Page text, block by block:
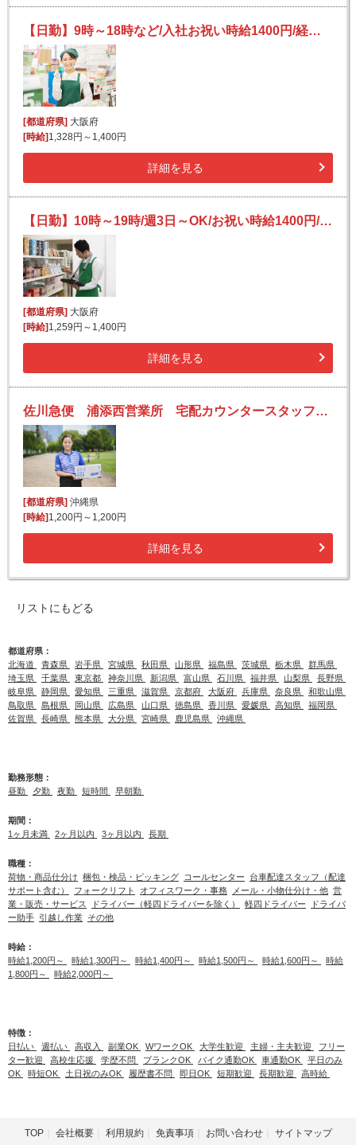
【日勤】9時～18時など/入社お祝い時給1400円/経験者歓迎/業務用スーパーの簡単レジ打ち
[都道府県] 大阪府
[時給] 1,328円～1,400円
詳細を見る
【日勤】10時～19時/週3日～OK/お祝い時給1400円/業務用スーパーの品出し・陳列/未経験OK
[都道府県] 大阪府
[時給] 1,259円～1,400円
詳細を見る
佐川急便 浦添西営業所 宅配カウンタースタッフの求人！ホテル・商業施設・預かりセンターなど♪お客様からの感謝が嬉しい！
[都道府県] 沖縄県
[時給] 1,200円～1,200円
詳細を見る
リストにもどる
都道府県：
北海道
青森県 岩手県 宮城県 秋田県 山形県 福島県 茨城県 栃木県
群馬県
埼玉県
千葉県 東京都 神奈川県 新潟県 富山県 石川県 福井県 山梨県
長野県
岐阜県
静岡県 愛知県 三重県 滋賀県 京都府 大阪府 兵庫県 奈良県
和歌山県
鳥取県
島根県 岡山県 広島県 山口県 徳島県 香川県 愛媛県 高知県
福岡県
佐賀県
長崎県 熊本県 大分県 宮崎県 鹿児島県 沖縄県
勤務形態：
昼勤
夕勤 夜勤 短時間 早朝勤
期間：
1ヶ月未満
2ヶ月以内 3ヶ月以内 長期
職種：
荷物・商品仕分け 梱包・検品・ピッキング コールセンター
台車配達スタッフ（配達
サポート含む）
フォークリフト オフィスワーク・事務 メール・小物仕分け・他 営
業・販売・サービス
ドライバー（軽四ドライバーを除く） 軽四ドライバー
ドライバ
ー助手 引越し作業 その他
時給：
時給1,200円～
時給1,300円～ 時給1,400円～ 時給1,500円～ 時給1,600円～
時給
1,800円～
時給2,000円～
特徴：
日払い
週払い 高収入 副業OK WワークOK 大学生歓迎 主婦・主夫歓迎
フリー
ター歓迎
高校生応援 学歴不問 ブランクOK バイク通勤OK 車通勤OK
平日のみ
OK
時短OK 土日祝のみOK 履歴書不問 即日OK 短期歓迎 長期歓迎 高時給
TOP 会社概要 利用規約 免責事項 お問い合わせ サイトマップ